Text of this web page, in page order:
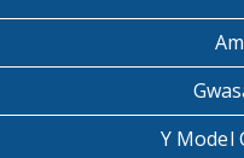
Y Model